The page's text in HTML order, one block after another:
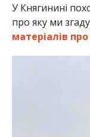
У Княгинині
про яку ми
матеріалів